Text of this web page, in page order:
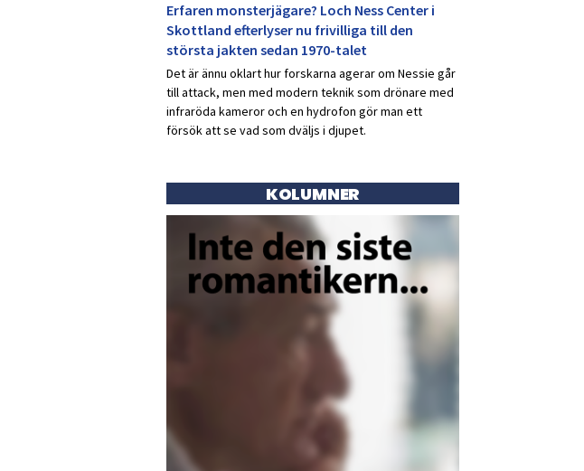
Erfaren monsterjägare? Loch Ness Center i
Skottland efterlyser nu frivilliga till den
största jakten sedan 1970-talet
Det är ännu oklart hur forskarna agerar om Nessie går
till attack, men med modern teknik som drönare med
infraröda kameror och en hydrofon gör man ett
försök att se vad som dväljs i djupet.
KOLUMNER